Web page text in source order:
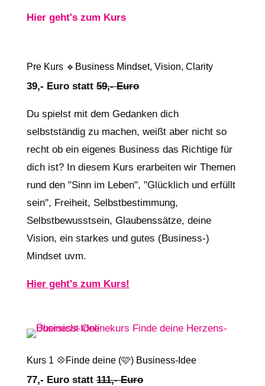
Hier geht's zum Kurs
Pre Kurs 🔹Business Mindset, Vision, Clarity
39,- Euro statt59,- Euro
Du spielst mit dem Gedanken dich
selbstständig zu machen, weißt aber nicht so
recht ob ein eigenes Business das Richtige für
dich ist? In diesem Kurs erarbeiten wir Themen
rund den "Sinn im Leben", "Glücklich und erfüllt
sein", Freiheit, Selbstbestimmung,
Selbstbewusstsein, Glaubenssätze, deine
Vision, ein starkes und gutes (Business-)
Mindset uvm.
Hier geht's zum Kurs!
Kurs 1 💠Finde deine (🩷) Business-Idee
77,- Euro statt111,- Euro